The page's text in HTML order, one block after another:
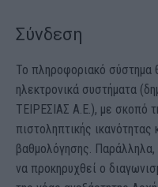
Σύνδεση
Το πληροφοριακό σύστημα
ηλεκτρονικά συστήματα
ΤΕΙΡΕΣΙΑΣ Α.Ε.), με σκοπό
πιστοληπτικής ικανότητας
βαθμολόγησης. Παράλληλα,
να προκηρυχθεί ο